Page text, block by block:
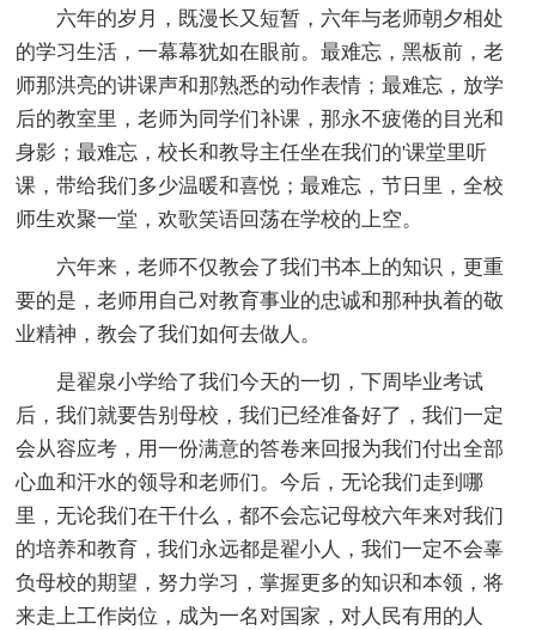
六年的岁月，既漫长又短暂，六年与老师朝夕相处
的学习生活，一幕幕犹如在眼前。最难忘，黑板前，老
师那洪亮的讲课声和那熟悉的动作表情；最难忘，放学
后的教室里，老师为同学们补课，那永不疲倦的目光和
身影；最难忘，校长和教导主任坐在我们的'课堂里听
课，带给我们多少温暖和喜悦；最难忘，节日里，全校
师生欢聚一堂，欢歌笑语回荡在学校的上空。
六年来，老师不仅教会了我们书本上的知识，更重
要的是，老师用自己对教育事业的忠诚和那种执着的敬
业精神，教会了我们如何去做人。
是翟泉小学给了我们今天的一切，下周毕业考试
后，我们就要告别母校，我们已经准备好了，我们一定
会从容应考，用一份满意的答卷来回报为我们付出全部
心血和汗水的领导和老师们。今后，无论我们走到哪
里，无论我们在干什么，都不会忘记母校六年来对我们
的培养和教育，我们永远都是翟小人，我们一定不会辜
负母校的期望，努力学习，掌握更多的知识和本领，将
来走上工作岗位，成为一名对国家，对人民有用的人